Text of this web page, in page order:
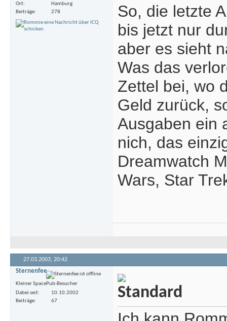
Ort
Hamburg
Beiträge
278
So, die letzte
bis jetzt nur
aber es sieht
Was das
Zettel bei, wo
Geld zurück,
Ausgaben ein
nich, das
Dreamwatch
Wars, Star
27.03.2003, 20:42
Sternenfee
Kleiner SpacePub-Besucher
Dabei seit
10.10.2002
Beiträge
67